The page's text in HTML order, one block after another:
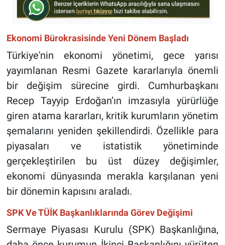
Ekonomi Bürokrasisinde Yeni Dönem Başladı
Türkiye'nin ekonomi yönetimi, gece yarısı
yayımlanan Resmi Gazete kararlarıyla önemli
bir değişim sürecine girdi. Cumhurbaşkanı
Recep Tayyip Erdoğan’ın imzasıyla yürürlüğe
giren atama kararları, kritik kurumların yönetim
şemalarını yeniden şekillendirdi. Özellikle para
piyasaları ve istatistik yönetiminde
gerçekleştirilen bu üst düzey değişimler,
ekonomi dünyasında merakla karşılanan yeni
bir dönemin kapısını araladı.
SPK Ve TÜİK Başkanlıklarında Görev Değişimi
Sermaye Piyasası Kurulu (SPK) Başkanlığına,